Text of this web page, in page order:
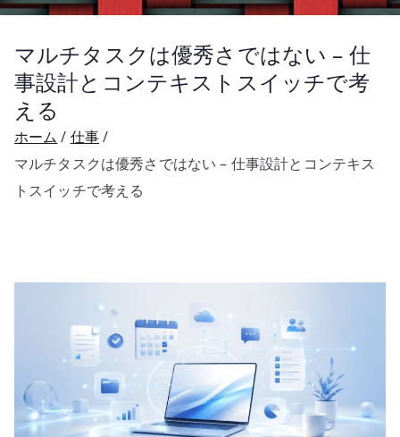
マルチタスクは優秀さではない – 仕
事設計とコンテキストスイッチで考
える
ホーム
仕事
マルチタスクは優秀さではない – 仕事設計とコンテキス
トスイッチで考える